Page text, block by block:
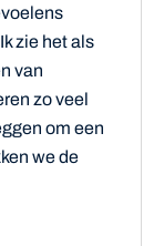
zie het als
van
zo veel
om een
we de